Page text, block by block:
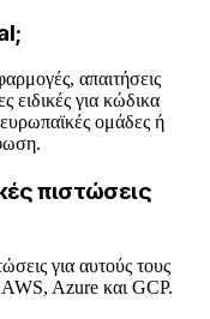
απαιτήσεις
ειδικές για κώδικα
ομάδες ή
πιστώσεις
για αυτούς τους
Azure και GCP.